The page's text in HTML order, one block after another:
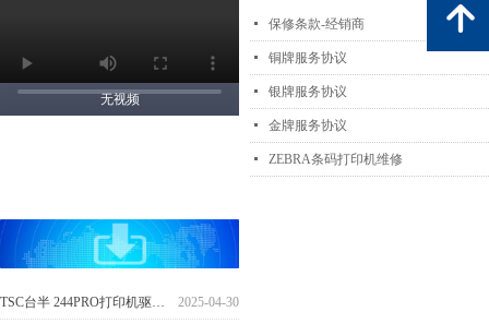
넷 保修条款-经销商
넷 铜牌服务协议
넷 银牌服务协议
넷 金牌服务协议
넷 ZEBRA条码打印机维修
无视频
2025-04-30
TSC台半 244PRO打印机驱动安装.mp4
녕